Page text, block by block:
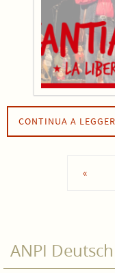
CONTINUA A
«
ANPI